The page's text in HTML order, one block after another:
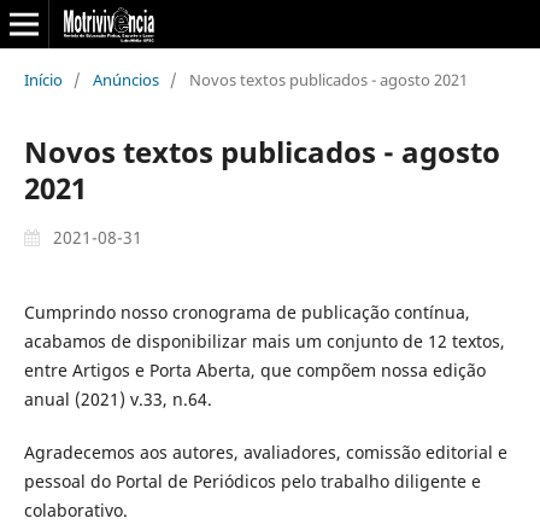
Início / Anúncios / Novos textos publicados - agosto 2021
Novos textos publicados - agosto
2021
2021-08-31
Cumprindo nosso cronograma de publicação contínua,
acabamos de disponibilizar mais um conjunto de 12 textos,
entre Artigos e Porta Aberta, que compõem nossa edição
anual (2021) v.33, n.64.
Agradecemos aos autores, avaliadores, comissão editorial e
pessoal do Portal de Periódicos pelo trabalho diligente e
colaborativo.